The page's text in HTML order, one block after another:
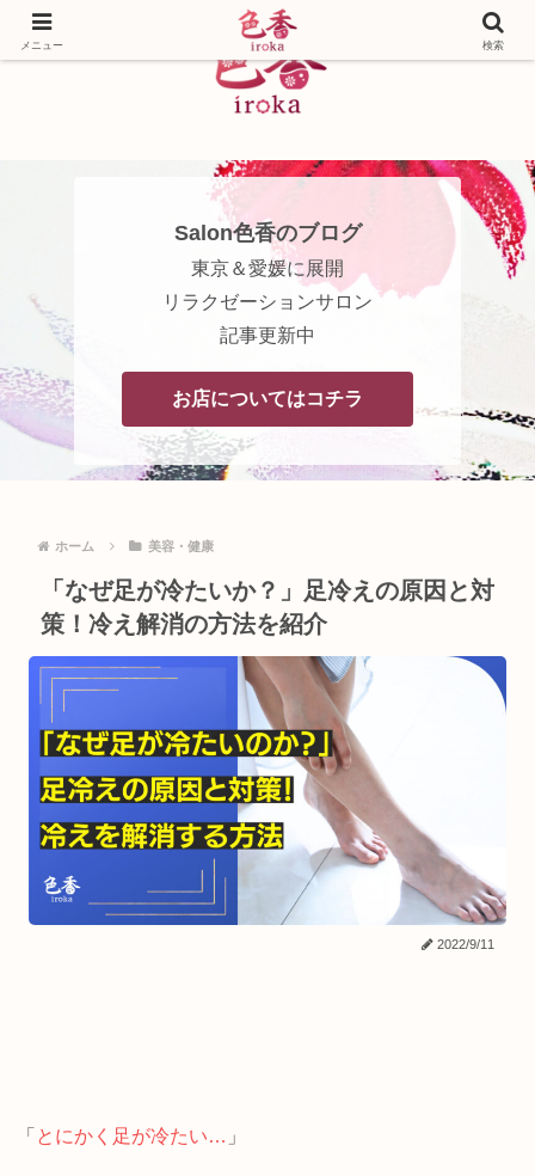
Salon色香のブログ
東京＆愛媛に展開
リラクゼーションサロン
記事更新中
お店についてはコチラ
ホーム 美容・健康
「なぜ足が冷たいか？」足冷えの原因と対
策！冷え解消の方法を紹介
2022/9/11
「 とにかく足が冷たい… 」
メニュー 検索